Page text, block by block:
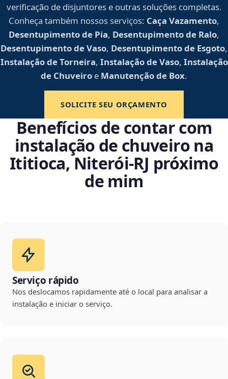
verificação de disjuntores e outras soluções completas.
Conheça também nossos serviços: Caça Vazamento,
Desentupimento de Pia, Desentupimento de Ralo,
Desentupimento de Vaso, Desentupimento de Esgoto,
Instalação de Torneira, Instalação de Vaso, Instalação
de Chuveiro e Manutenção de Box.
SOLICITE SEU ORÇAMENTO
Benefícios de contar com
instalação de chuveiro na
Ititioca, Niterói‑RJ próximo
de mim
Serviço rápido
Nos deslocamos rapidamente até o local para analisar a
instalação e iniciar o serviço.